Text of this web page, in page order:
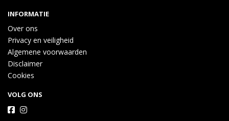
INFORMATIE
Over ons
Privacy en veiligheid
Algemene voorwaarden
Disclaimer
Cookies
VOLG ONS